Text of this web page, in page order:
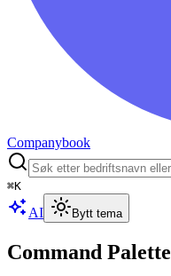
Companybook
⌘K
AI Bytt tema
Command Palette